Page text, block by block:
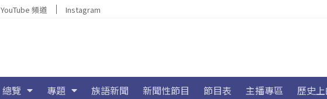
YouTube 頻道 Instagram
總覽 專題 族語新聞 新聞性節目 節目表 主播專區 歷史